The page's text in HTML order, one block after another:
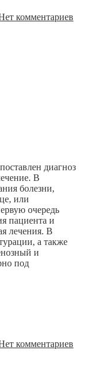
комментариев
диагноз
В
болезни,
или
очередь
пациента и
лечения. В
а также
и
под
комментариев